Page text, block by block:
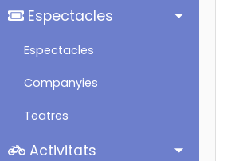
Espectacles
Espectacles
Companyies
Teatres
Activitats